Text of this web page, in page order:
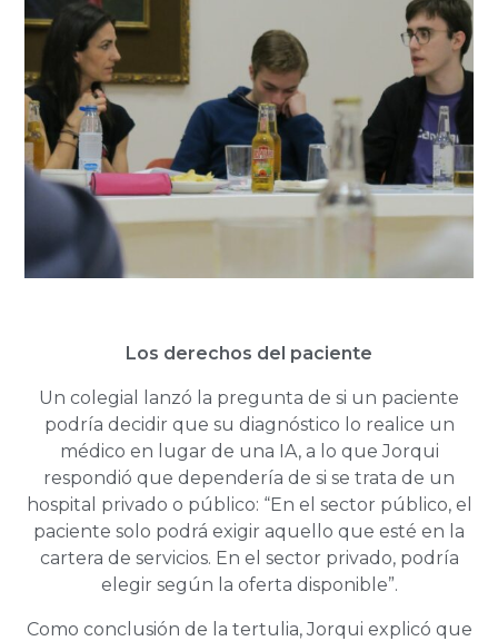
Los derechos del paciente
Un colegial lanzó la pregunta de si un paciente
podría decidir que su diagnóstico lo realice un
médico en lugar de una IA, a lo que Jorqui
respondió que dependería de si se trata de un
hospital privado o público: “En el sector público, el
paciente solo podrá exigir aquello que esté en la
cartera de servicios. En el sector privado, podría
elegir según la oferta disponible”.
Como conclusión de la tertulia, Jorqui explicó que